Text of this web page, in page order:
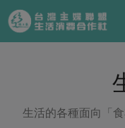
產品分類
一籃菜
食材
特別企畫
生活的各種面向「